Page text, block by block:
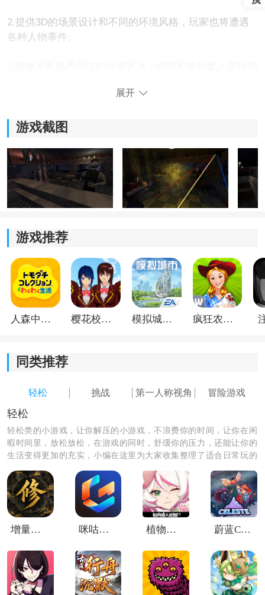
2.提供3D的场景设计和不同的环境风格，玩家也将遭遇
各种人物事件。
3.能够不断熟悉周边的环境状况，也能和各种敌人进行热
1.刺激的战斗模式带来炫酷的画面特效，玩家能够轻松切
换不同的武器类型。
2.轻松和各种角色互动交流，能够了解游戏世界观和各种
3.精美的游戏画面带来各种动画效果，从中也能欣赏奇幻
的美景风光。
大便杀手3带给玩家奇幻的冒险体验和独特的暗杀模式，
玩家将化身杀手参与各种游戏挑战，带来多种动作玩法
和不同的武器装备，也能收集线索并且参与游戏解谜，
展开
游戏截图
游戏推荐
人森中文版 樱花校园模拟器1.048.00中文版 模拟城市我是巿长联机版 疯狂农场3美国派19
同类推荐
轻松 挑战 第一人称视角 冒险游戏
轻松
轻松类的小游戏，让你解压的小游戏，不浪费你的时间，让你在闲
暇时间里，放松放松，在游戏的同时，舒缓你的压力，还能让你的
生活变得更加的充实，小编在这里为大家收集整理了适合日常玩的
增量修仙 咪咕快游tv版 植物娘大战僵尸TV触控版 蔚蓝Celeste